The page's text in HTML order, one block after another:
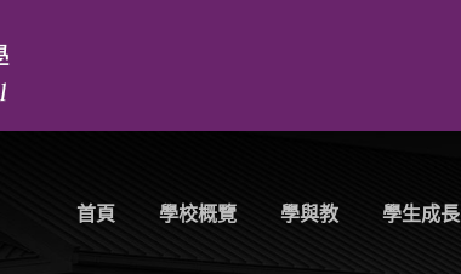
首頁 學校概覽 學與教 學生成長